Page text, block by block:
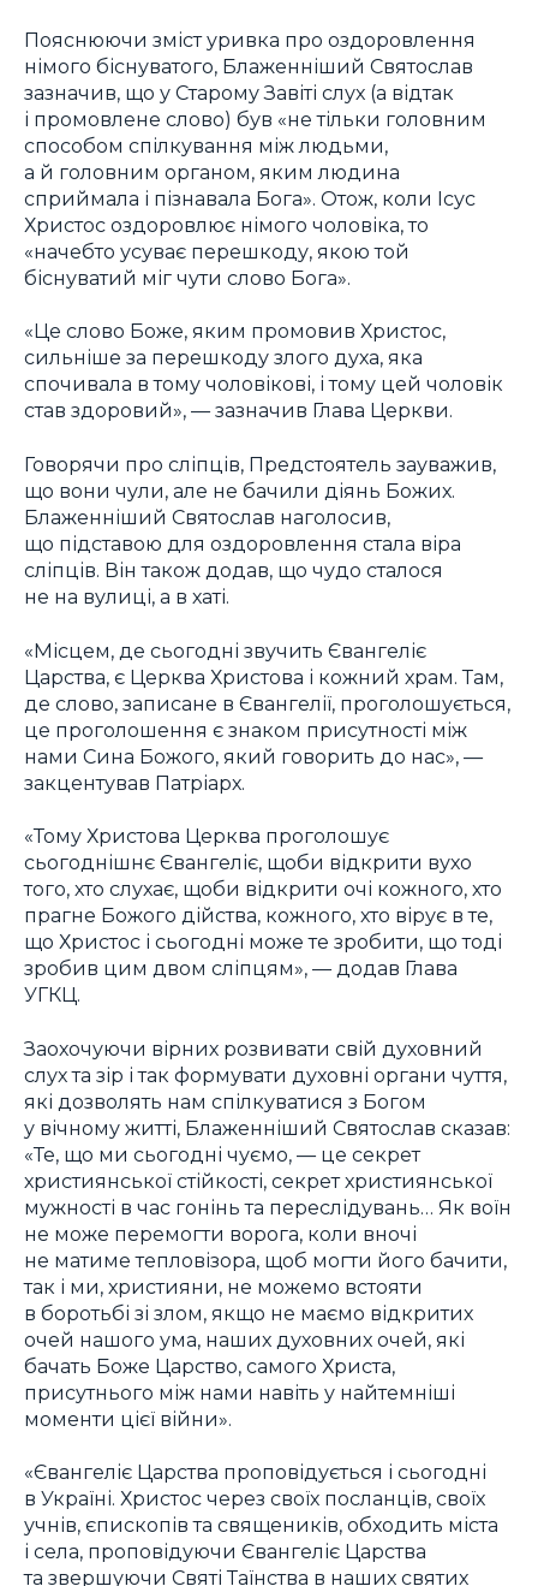
Пояснюючи зміст уривка про оздоровлення
німого біснуватого, Блаженніший Святослав
зазначив, що у Старому Завіті слух (а відтак
і промовлене слово) був «не тільки головним
способом спілкування між людьми,
а й головним органом, яким людина
сприймала і пізнавала Бога». Отож, коли Ісус
Христос оздоровлює німого чоловіка, то
«начебто усуває перешкоду, якою той
біснуватий міг чути слово Бога».
«Це слово Боже, яким промовив Христос,
сильніше за перешкоду злого духа, яка
спочивала в тому чоловікові, і тому цей чоловік
став здоровий», — зазначив Глава Церкви.
Говорячи про сліпців, Предстоятель зауважив,
що вони чули, але не бачили діянь Божих.
Блаженніший Святослав наголосив,
що підставою для оздоровлення стала віра
сліпців. Він також додав, що чудо сталося
не на вулиці, а в хаті.
«Місцем, де сьогодні звучить Євангеліє
Царства, є Церква Христова і кожний храм. Там,
де слово, записане в Євангелії, проголошується,
це проголошення є знаком присутності між
нами Сина Божого, який говорить до нас», —
закцентував Патріарх.
«Тому Христова Церква проголошує
сьогоднішнє Євангеліє, щоби відкрити вухо
того, хто слухає, щоби відкрити очі кожного, хто
прагне Божого дійства, кожного, хто вірує в те,
що Христос і сьогодні може те зробити, що тоді
зробив цим двом сліпцям», — додав Глава
УГКЦ.
Заохочуючи вірних розвивати свій духовний
слух та зір і так формувати духовні органи чуття,
які дозволять нам спілкуватися з Богом
у вічному житті, Блаженніший Святослав сказав:
«Те, що ми сьогодні чуємо, — це секрет
християнської стійкості, секрет християнської
мужності в час гонінь та переслідувань… Як воїн
не може перемогти ворога, коли вночі
не матиме тепловізора, щоб могти його бачити,
так і ми, християни, не можемо встояти
в боротьбі зі злом, якщо не маємо відкритих
очей нашого ума, наших духовних очей, які
бачать Боже Царство, самого Христа,
присутнього між нами навіть у найтемніші
моменти цієї війни».
«Євангеліє Царства проповідується і сьогодні
в Україні. Христос через своїх посланців, своїх
учнів, єпископів та священиків, обходить міста
і села, проповідуючи Євангеліє Царства
та звершуючи Святі Таїнства в наших святих